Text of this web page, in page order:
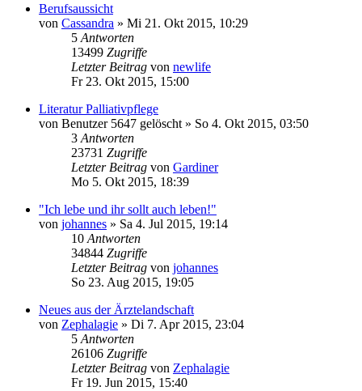
Berufsaussicht
von Cassandra » Mi 21. Okt 2015, 10:29
5 Antworten
13499 Zugriffe
Letzter Beitrag von newlife
Fr 23. Okt 2015, 15:00
Literatur Palliativpflege
von Benutzer 5647 gelöscht » So 4. Okt 2015, 03:50
3 Antworten
23731 Zugriffe
Letzter Beitrag von Gardiner
Mo 5. Okt 2015, 18:39
"Ich lebe und ihr sollt auch leben!"
von johannes » Sa 4. Jul 2015, 19:14
10 Antworten
34844 Zugriffe
Letzter Beitrag von johannes
So 23. Aug 2015, 19:05
Neues aus der Ärztelandschaft
von Zephalagie » Di 7. Apr 2015, 23:04
5 Antworten
26106 Zugriffe
Letzter Beitrag von Zephalagie
Fr 19. Jun 2015, 15:40